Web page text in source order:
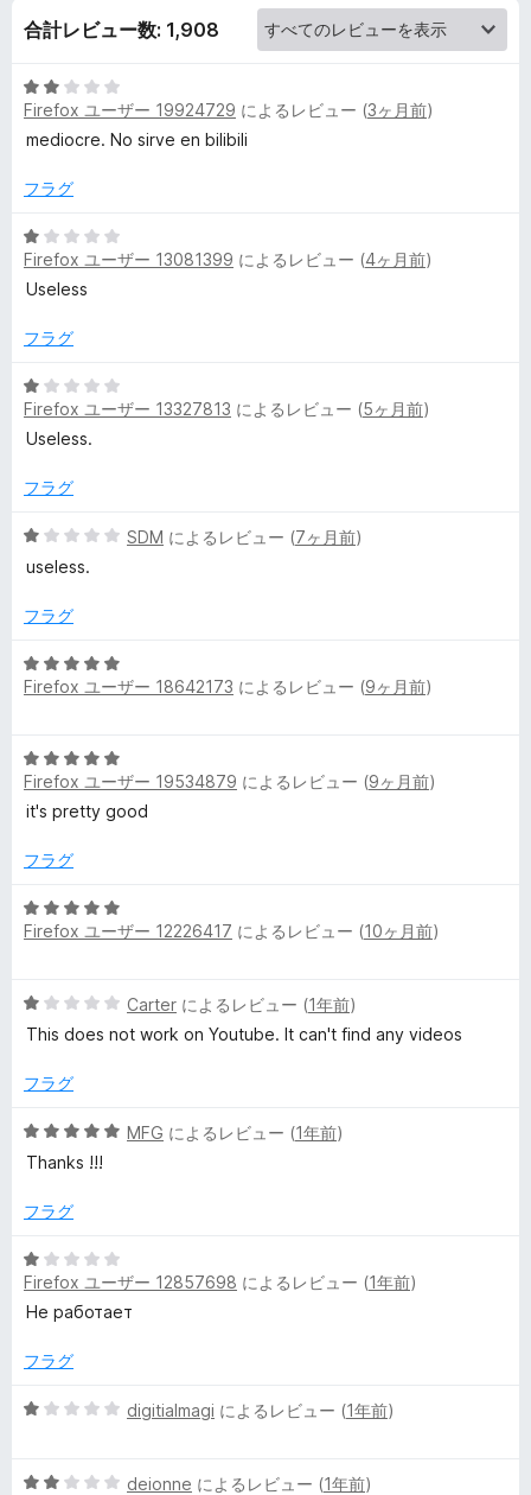
w
n
l
a
e
r
レ
ュ
評
合計レビュー数: 1,908
5
段
階
2
評
価
Firefox ユーザー 19924729 によるレビュー (3ヶ月前)
mediocre. No sirve en bilibili
フラグ
5
段
階
1
評
価
Firefox ユーザー 13081399 によるレビュー (4ヶ月前)
Useless
フラグ
5
段
階
1
評
価
Firefox ユーザー 13327813 によるレビュー (5ヶ月前)
Useless.
フラグ
5
段
中
の
評
SDM によるレビュー (7ヶ月前)
useless.
フラグ
5
段
5
の
評
Firefox ユーザー 18642173 によるレビュー (9ヶ月前)
5
段
階
5
評
価
Firefox ユーザー 19534879 によるレビュー (9ヶ月前)
it's pretty good
フラグ
5
段
5
の
価
Firefox ユーザー 12226417 によるレビュー (10ヶ月前)
5
段
中
の
評
Carter によるレビュー (1年前)
This does not work on Youtube. It can't find any videos
フラグ
5
段
中
の
評
価
MFG によるレビュー (1年前)
Thanks !!!
フラグ
5
段
階
1
評
Firefox ユーザー 12857698 によるレビュー (1年前)
Не работает
フラグ
5
中
digitialmagi によるレビュー (1年前)
5
deionne によるレビュー (1年前)